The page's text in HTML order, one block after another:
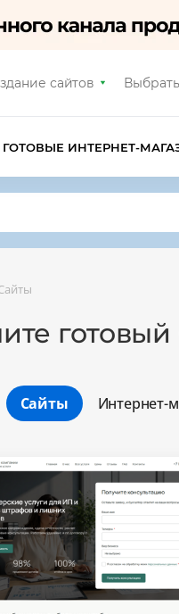
сайтов
ГОТОВЫЕ ИНТЕРНЕТ-
Сайты Интернет-